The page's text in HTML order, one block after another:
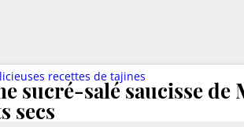
sucré-salé saucisse de
secs
recettes de tajines